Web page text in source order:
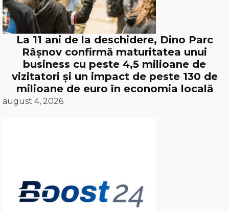
La 11 ani de la deschidere, Dino Parc
Râșnov confirmă maturitatea unui
business cu peste 4,5 milioane de
vizitatori și un impact de peste 130 de
milioane de euro în economia locală
august 4, 2026